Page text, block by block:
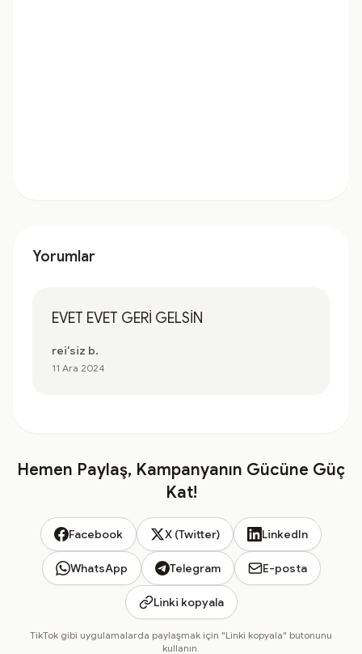
Yorumlar
EVET EVET GERİ GELSİN
rei'siz b.
11 Ara 2024
Hemen Paylaş, Kampanyanın Gücüne Güç
Kat!
Facebook X (Twitter) LinkedIn
WhatsApp Telegram E-posta
Linki kopyala
TikTok gibi uygulamalarda paylaşmak için "Linki kopyala" butonunu
kullanın.